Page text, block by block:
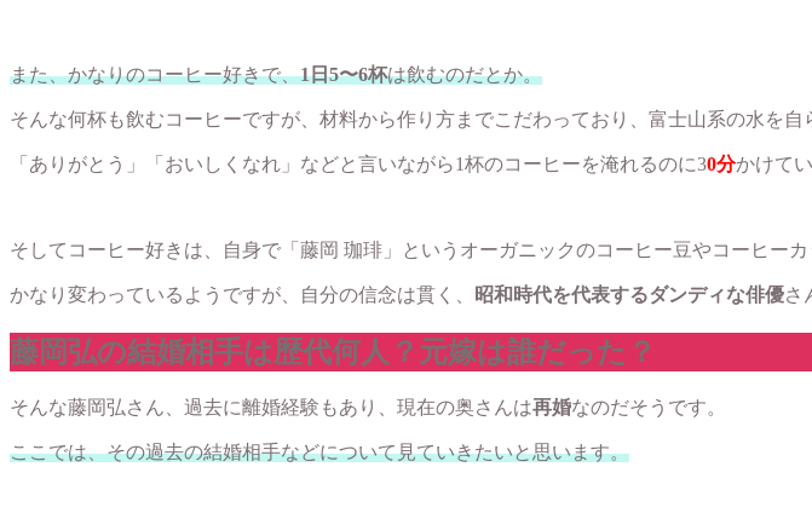
また、かなりのコーヒー好きで、1日5〜6杯は飲むのだとか。
そんな何杯も飲むコーヒーですが、材料から作り方までこだわっており、富士山系の水を
「ありがとう」「おいしくなれ」などと言いながら1杯のコーヒーを淹れるのに30分かけて
そしてコーヒー好きは、自身で「藤岡 珈琲」というオーガニックのコーヒー豆やコーヒー
かなり変わっているようですが、自分の信念は貫く、 昭和時代を代表するダンディな俳優さ
藤岡弘の結婚相手は歴代何人？元嫁は誰だった？
そんな藤岡弘さん、過去に離婚経験もあり、現在の奥さんは再婚なのだそうです。
ここでは、その過去の結婚相手などについて見ていきたいと思います。